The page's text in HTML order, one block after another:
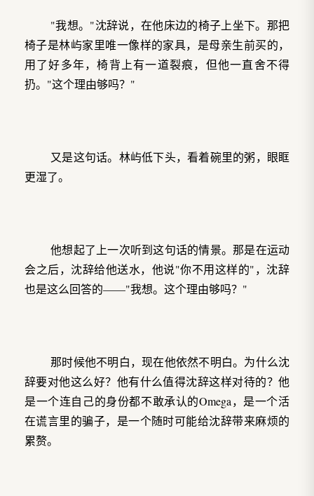
"我想。"沈辞说，在他床边的椅子上坐下。那把
椅子是林屿家里唯一像样的家具，是母亲生前买的，
用了好多年，椅背上有一道裂痕，但他一直舍不得
扔。"这个理由够吗？"
又是这句话。林屿低下头，看着碗里的粥，眼眶
更湿了。
他想起了上一次听到这句话的情景。那是在运动
会之后，沈辞给他送水，他说"你不用这样的"，沈辞
也是这么回答的——"我想。这个理由够吗？"
那时候他不明白，现在他依然不明白。为什么沈
辞要对他这么好？他有什么值得沈辞这样对待的？他
是一个连自己的身份都不敢承认的Omega，是一个活
在谎言里的骗子，是一个随时可能给沈辞带来麻烦的
累赘。